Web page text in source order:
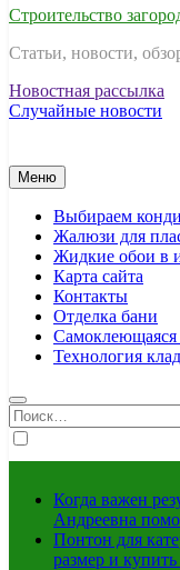
Строительство
Статьи, новости,
Новостная рассылка
Случайные новости
Меню
Выбираем
Жалюзи для
Жидкие обои в
Карта сайта
Контакты
Отделка бани
Самоклеющаяся
Технология
Найти:
Когда важен
Андреевна
Понтон для
размер и